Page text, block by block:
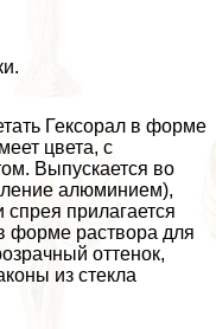
Гексорал в форме
цвета, с
Выпускается во
алюминием),
прилагается
форме раствора для
оттенок,
из стекла